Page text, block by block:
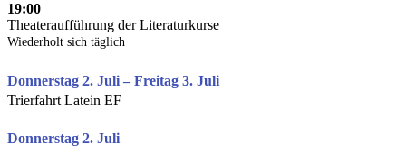
19:00
Theateraufführung der Literaturkurse
Wiederholt sich täglich
Donnerstag 2. Juli – Freitag 3. Juli
Trierfahrt Latein EF
Donnerstag 2. Juli